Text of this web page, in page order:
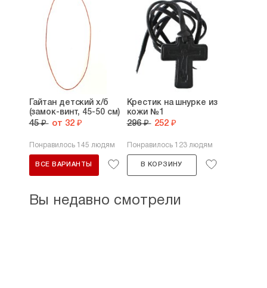
Гайтан детский х/б
(замок-винт, 45-50 см)
45 ₽ от 32 ₽
Понравилось 145 людям
ВСЕ ВАРИАНТЫ
Крестик на шнурке из
кожи №1
296 ₽ 252 ₽
Понравилось 123 людям
В КОРЗИНУ
Вы недавно смотрели